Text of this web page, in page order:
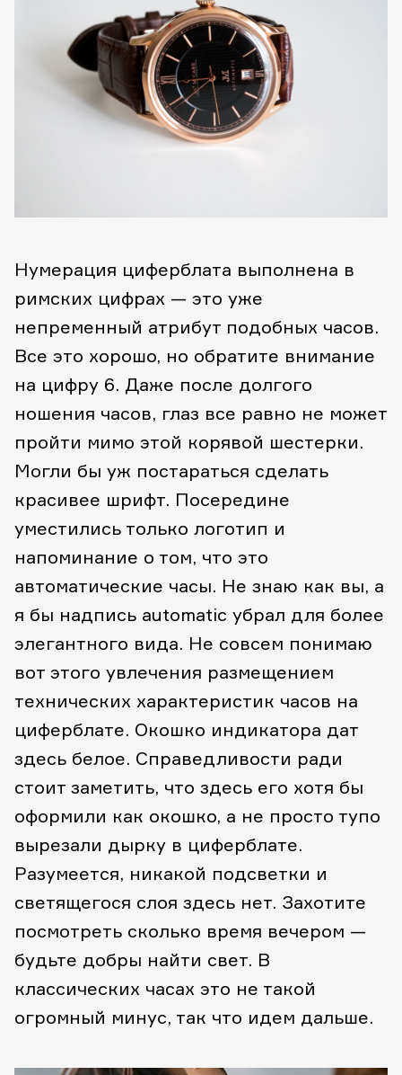
Нумерация циферблата выполнена в
римских цифрах — это уже
непременный атрибут подобных часов.
Все это хорошо, но обратите внимание
на цифру 6. Даже после долгого
ношения часов, глаз все равно не может
пройти мимо этой корявой шестерки.
Могли бы уж постараться сделать
красивее шрифт. Посередине
уместились только логотип и
напоминание о том, что это
автоматические часы. Не знаю как вы, а
я бы надпись automatic убрал для более
элегантного вида. Не совсем понимаю
вот этого увлечения размещением
технических характеристик часов на
циферблате. Окошко индикатора дат
здесь белое. Справедливости ради
стоит заметить, что здесь его хотя бы
оформили как окошко, а не просто тупо
вырезали дырку в циферблате.
Разумеется, никакой подсветки и
светящегося слоя здесь нет. Захотите
посмотреть сколько время вечером —
будьте добры найти свет. В
классических часах это не такой
огромный минус, так что идем дальше.